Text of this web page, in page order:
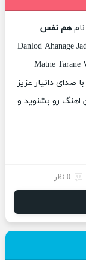
هم نفس
Danlod Ahanage
Matne Tarane
صدای دانیار عزیز
اهنگ رو بشنوید و
0 نظر